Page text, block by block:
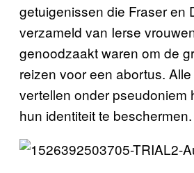
getuigenissen die Fraser en
verzameld van Ierse
genoodzaakt waren om de
reizen voor een abortus.
vertellen onder pseudoniem
hun identiteit te beschermen.